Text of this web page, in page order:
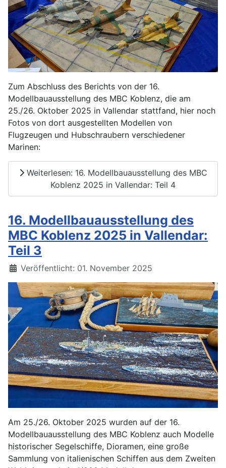
Zum Abschluss des Berichts von der 16.
Modellbauausstellung des MBC Koblenz, die am
25./26. Oktober 2025 in Vallendar stattfand, hier noch
Fotos von dort ausgestellten Modellen von
Flugzeugen und Hubschraubern verschiedener
Marinen:
Weiterlesen: 16. Modellbauausstellung des MBC
Koblenz 2025 in Vallendar: Teil 4
16. Modellbauausstellung des
MBC Koblenz 2025 in Vallendar:
Teil 3
Details
Veröffentlicht: 01. November 2025
Am 25./26. Oktober 2025 wurden auf der 16.
Modellbauausstellung des MBC Koblenz auch Modelle
historischer Segelschiffe, Dioramen, eine große
Sammlung von italienischen Schiffen aus dem Zweiten